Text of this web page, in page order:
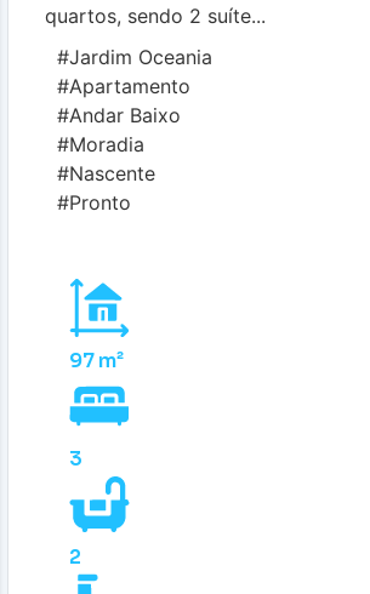
quartos, sendo 2 suíte...
#Jardim Oceania
#Apartamento
#Andar Baixo
#Moradia
#Nascente
#Pronto
97 m²
3
2